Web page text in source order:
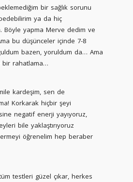
bir sağlık sorunu
ya da hiç
Böyle yapma Merve dedim ve
bu düşünceler içinde 7-8
bazen, yoruldum da… Ama
bir rahatlama…
kardeşim, sen de
Korkarak hiçbir şeyi
negatif enerji yayıyoruz,
bile yaklaştırıyoruz
öğrenelim hep beraber
testleri güzel çıkar, herkes